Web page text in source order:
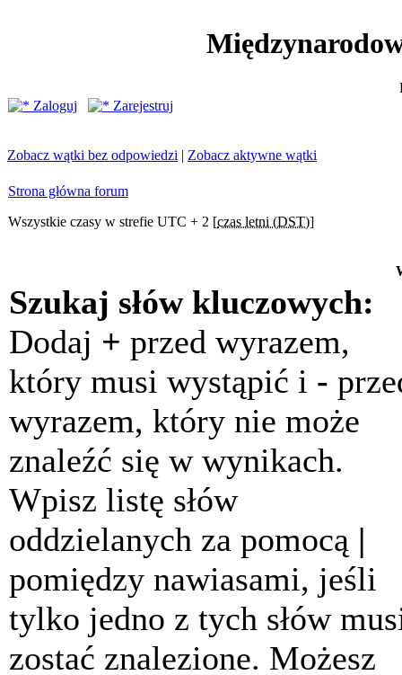
Zaloguj
Zarejestruj
Zobacz wątki bez odpowiedzi | Zobacz aktywne wątki
Strona główna forum
Wszystkie czasy w strefie UTC + 2 [czas letni (DST)]
Szukaj słów kluczowych:
Dodaj + przed wyrazem,
który musi wystąpić i -
wyrazem, który nie może
znaleźć się w wynikach.
Wpisz listę słów
oddzielanych za pomocą |
pomiędzy nawiasami, jeśli
tylko jedno z tych słów
zostać znalezione. Możesz